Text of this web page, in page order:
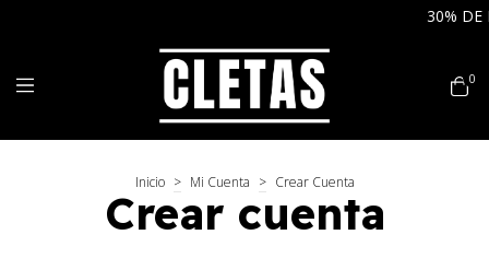
30% DE
0
Inicio > Mi Cuenta > Crear Cuenta
Crear cuenta